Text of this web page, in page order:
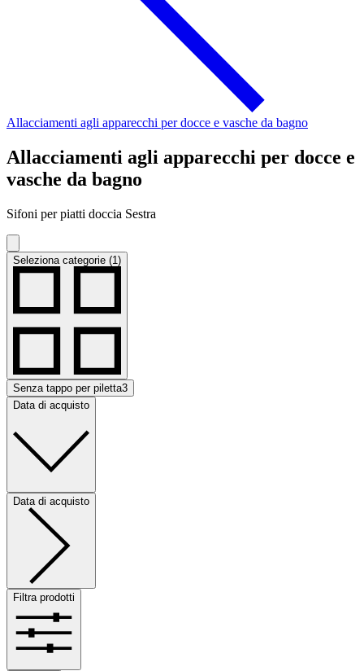
Allacciamenti agli apparecchi per docce e vasche da bagno
Allacciamenti agli apparecchi per docce e
vasche da bagno
Sifoni per piatti doccia Sestra
Seleziona categorie (1)
Senza tappo per piletta3
Data di acquisto
Data di acquisto
Filtra prodotti